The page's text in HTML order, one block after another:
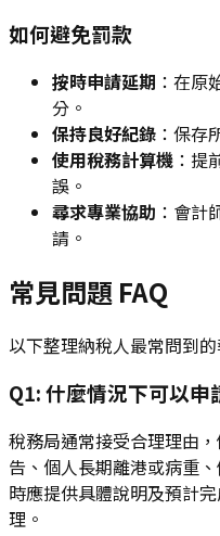
如何避免罰款
按時申請延期 ：在原
分。
保持良好紀錄 ：保存
使用稅務計算機 ：提
誤。
尋求專業協助 ：會計
請。
常見問題 FAQ
以下整理納稅人最常問到
Q1: 什麼情況下可以申
稅務局通常接受合理理由
告、個人長期離港或病重
時應提供具體說明及預計
理。